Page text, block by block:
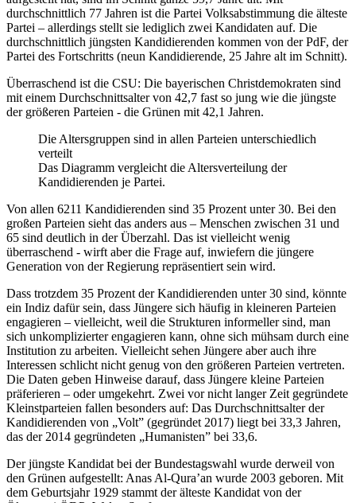
durchschnittlich 77 Jahren ist die Partei Volksabstimmung die älteste
Partei – allerdings stellt sie lediglich zwei Kandidaten auf. Die
durchschnittlich jüngsten Kandidierenden kommen von der PdF, der
Partei des Fortschritts (neun Kandidierende, 25 Jahre alt im Schnitt).
Überraschend ist die CSU: Die bayerischen Christdemokraten sind
mit einem Durchschnittsalter von 42,7 fast so jung wie die jüngste
der größeren Parteien - die Grünen mit 42,1 Jahren.
Die Altersgruppen sind in allen Parteien unterschiedlich
verteilt
Das Diagramm vergleicht die Altersverteilung der
Kandidierenden je Partei.
Von allen 6211 Kandidierenden sind 35 Prozent unter 30. Bei den
großen Parteien sieht das anders aus – Menschen zwischen 31 und
65 sind deutlich in der Überzahl. Das ist vielleicht wenig
überraschend - wirft aber die Frage auf, inwiefern die jüngere
Generation von der Regierung repräsentiert sein wird.
Dass trotzdem 35 Prozent der Kandidierenden unter 30 sind, könnte
ein Indiz dafür sein, dass Jüngere sich häufig in kleineren Parteien
engagieren – vielleicht, weil die Strukturen informeller sind, man
sich unkomplizierter engagieren kann, ohne sich mühsam durch eine
Institution zu arbeiten. Vielleicht sehen Jüngere aber auch ihre
Interessen schlicht nicht genug von den größeren Parteien vertreten.
Die Daten geben Hinweise darauf, dass Jüngere kleine Parteien
präferieren – oder umgekehrt. Zwei vor nicht langer Zeit gegründete
Kleinstparteien fallen besonders auf: Das Durchschnittsalter der
Kandidierenden von „Volt” (gegründet 2017) liegt bei 33,3 Jahren,
das der 2014 gegründeten „Humanisten” bei 33,6.
Der jüngste Kandidat bei der Bundestagswahl wurde derweil von
den Grünen aufgestellt: Anas Al-Qura’an wurde 2003 geboren. Mit
dem Geburtsjahr 1929 stammt der älteste Kandidat von der